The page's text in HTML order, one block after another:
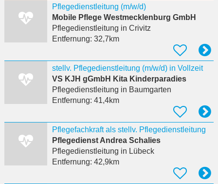
Pflegedienstleitung (m/w/d)
Mobile Pflege Westmecklenburg GmbH
Pflegedienstleitung in Crivitz
Entfernung: 32,7km
stellv. Pflegedienstleitung (m/w/d) in Vollzeit
VS KJH gGmbH Kita Kinderparadies
Pflegedienstleitung in Baumgarten
Entfernung: 41,4km
Pflegefachkraft als stellv. Pflegedienstleitung
Pflegedienst Andrea Schalies
Pflegedienstleitung in Lübeck
Entfernung: 42,9km